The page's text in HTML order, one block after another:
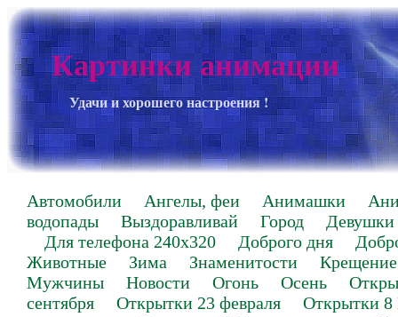
Картинки анимации
Удачи и хорошего настроения !
Автомобили Ангелы, феи Анимашки
водопады
Выздоравливай Город
Девушки
Для телефона 240х320
Доброго дня
Животные
Зима Знаменитости
Крещение
Мужчины
Новости Огонь Осень
сентября
Открытки 23 февраля
Открытки 8